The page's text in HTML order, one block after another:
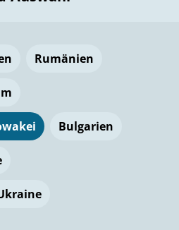
Rumänien
Bulgarien